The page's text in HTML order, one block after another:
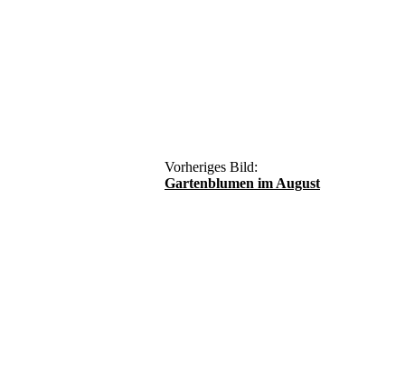
Vorheriges Bild:
Gartenblumen im August